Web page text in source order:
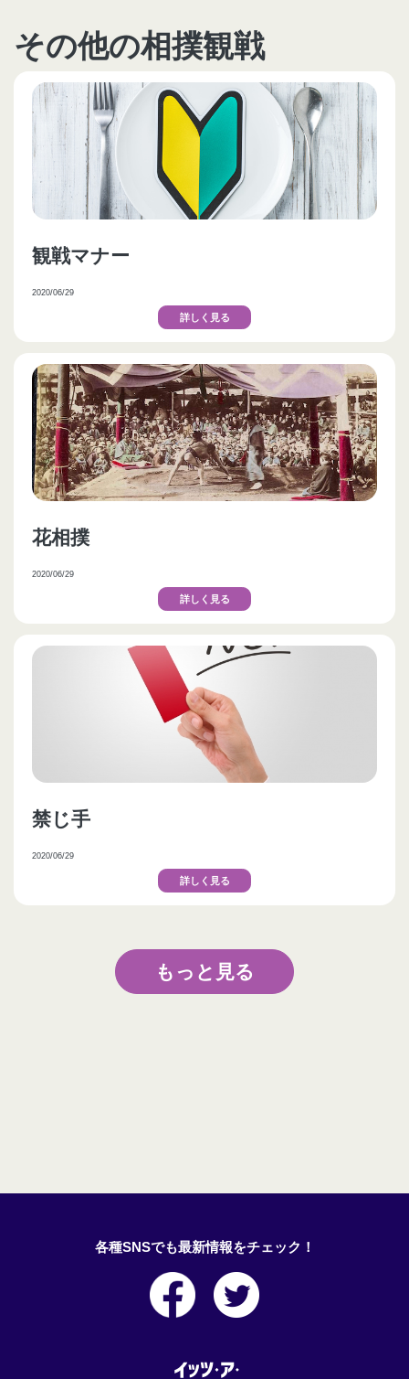
その他の相撲観戦
観戦マナー
2020/06/29
詳しく見る
花相撲
2020/06/29
詳しく見る
禁じ手
2020/06/29
詳しく見る
もっと見る
各種SNSでも最新情報をチェック！